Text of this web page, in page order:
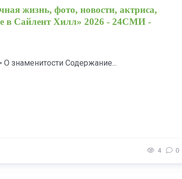
жизнь, фото, новости, актриса,
в Сайлент Хилл» 2026 - 24СМИ -
знаменитости Содержание...
4 0